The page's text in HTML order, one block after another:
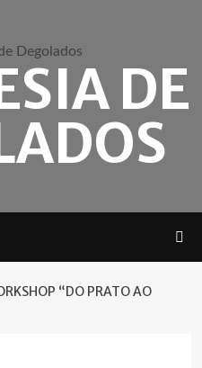
DE
“DO PRATO AO